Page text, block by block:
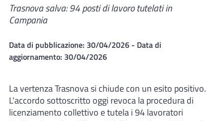
Trasnova salva: 94 posti di lavoro tutelati in
Campania
Data di pubblicazione: 30/04/2026 - Data di
aggiornamento: 30/04/2026
La vertenza Trasnova si chiude con un esito positivo.
L'accordo sottoscritto oggi revoca la procedura di
licenziamento collettivo e tutela i 94 lavoratori